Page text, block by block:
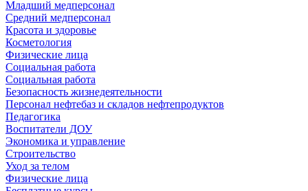
Младший медперсонал
Средний медперсонал
Красота и здоровье
Косметология
Физические лица
Социальная работа
Социальная работа
Безопасность жизнедеятельности
Персонал нефтебаз и складов нефтепродуктов
Педагогика
Воспитатели ДОУ
Экономика и управление
Строительство
Уход за телом
Физические лица